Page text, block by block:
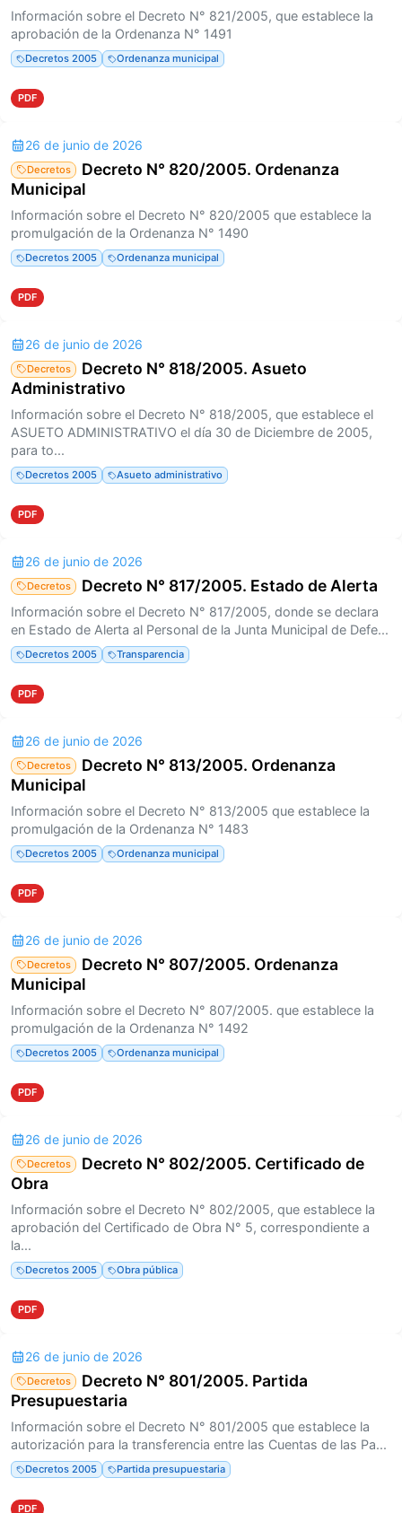
Información sobre el Decreto N° 821/2005, que establece la
aprobación de la Ordenanza N° 1491
Decretos 2005 Ordenanza municipal
PDF
26 de junio de 2026
Decretos
Decreto N° 820/2005. Ordenanza
Municipal
Información sobre el Decreto N° 820/2005 que establece la
promulgación de la Ordenanza N° 1490
Decretos 2005 Ordenanza municipal
PDF
26 de junio de 2026
Decretos
Decreto N° 818/2005. Asueto
Administrativo
Información sobre el Decreto N° 818/2005, que establece el
ASUETO ADMINISTRATIVO el día 30 de Diciembre de 2005,
para to...
Decretos 2005 Asueto administrativo
PDF
26 de junio de 2026
Decretos Decreto N° 817/2005. Estado de Alerta
Información sobre el Decreto N° 817/2005, donde se declara
en Estado de Alerta al Personal de la Junta Municipal de Defe...
Decretos 2005 Transparencia
PDF
26 de junio de 2026
Decretos
Decreto N° 813/2005. Ordenanza
Municipal
Información sobre el Decreto N° 813/2005 que establece la
promulgación de la Ordenanza N° 1483
Decretos 2005 Ordenanza municipal
PDF
26 de junio de 2026
Decretos
Decreto N° 807/2005. Ordenanza
Municipal
Información sobre el Decreto N° 807/2005. que establece la
promulgación de la Ordenanza N° 1492
Decretos 2005 Ordenanza municipal
PDF
26 de junio de 2026
Decretos
Decreto N° 802/2005. Certificado de
Obra
Información sobre el Decreto N° 802/2005, que establece la
aprobación del Certificado de Obra N° 5, correspondiente a
la...
Decretos 2005 Obra pública
PDF
26 de junio de 2026
Decretos
Decreto N° 801/2005. Partida
Presupuestaria
Información sobre el Decreto N° 801/2005 que establece la
autorización para la transferencia entre las Cuentas de las Pa...
Decretos 2005 Partida presupuestaria
PDF